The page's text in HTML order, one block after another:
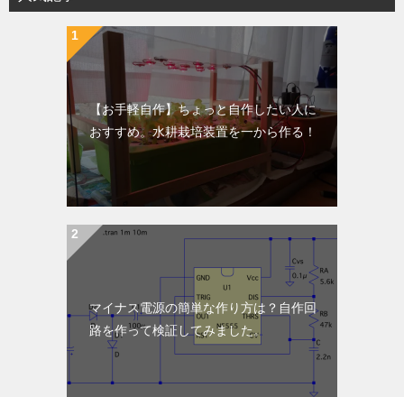
【お手軽自作】ちょっと自作したい人に
おすすめ。水耕栽培装置を一から作る！
マイナス電源の簡単な作り方は？自作回
路を作って検証してみました。